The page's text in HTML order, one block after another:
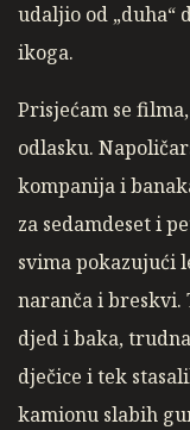
udaljio od „duha“
ikoga.
Prisjećam se
odlasku.
kompanija i
za sedamdeset i
svima pokazujući
naranča i breskvi.
djed i baka,
dječice i tek
kamionu slabih